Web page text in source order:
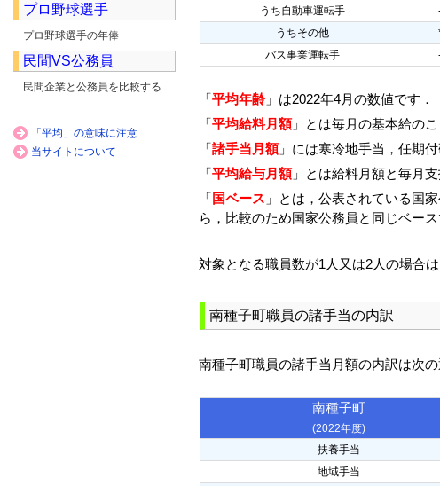
うち自動車運転手
うちその他
バス事業運転手
「平均年齢」は2022年4月の数値です．
「平均給料月額」とは毎月の基本給の
「諸手当月額」には寒冷地手当，任期
「平均給与月額」とは給料月額と毎月
「国ベース 」とは，公表されている国
ら，比較のため国家公務員と同じベー
対象となる職員数が1人又は2人の場合
南種子町職員の諸手当の内訳
南種子町職員の諸手当月額の内訳は次の
南種子町
(2022年度)
扶養手当
地域手当
プロ野球選手
プロ野球選手の年俸
民間VS公務員
民間企業と公務員を比較する
「平均」の意味に注意
当サイトについて